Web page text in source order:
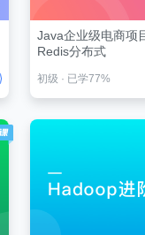
Java企业级电商项
Redis分布式
初级 · 已学77%